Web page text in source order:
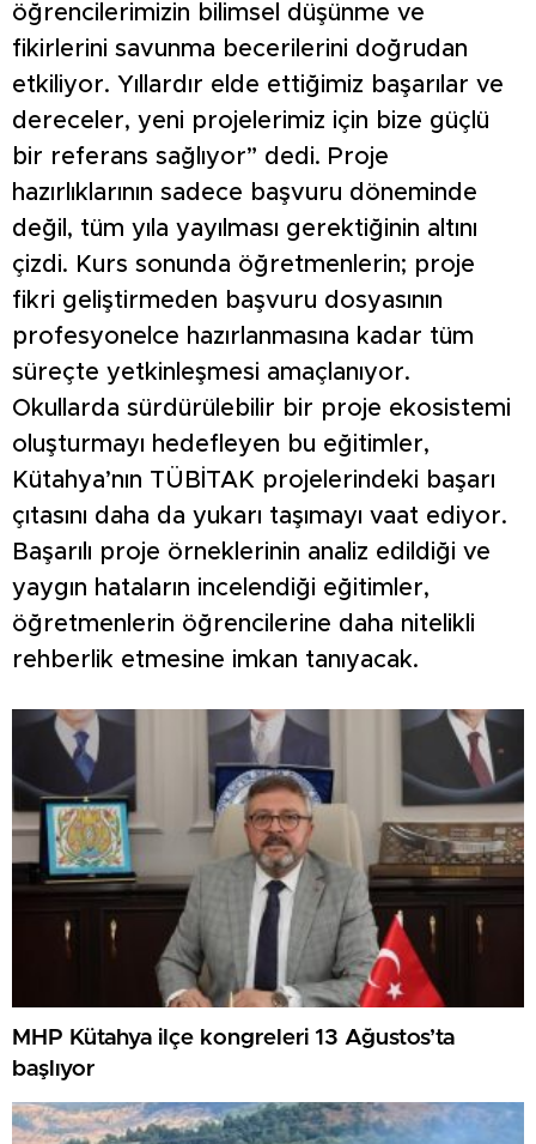
öğrencilerimizin bilimsel düşünme ve
fikirlerini savunma becerilerini doğrudan
etkiliyor. Yıllardır elde ettiğimiz başarılar ve
dereceler, yeni projelerimiz için bize güçlü
bir referans sağlıyor” dedi. Proje
hazırlıklarının sadece başvuru döneminde
değil, tüm yıla yayılması gerektiğinin altını
çizdi. Kurs sonunda öğretmenlerin; proje
fikri geliştirmeden başvuru dosyasının
profesyonelce hazırlanmasına kadar tüm
süreçte yetkinleşmesi amaçlanıyor.
Okullarda sürdürülebilir bir proje ekosistemi
oluşturmayı hedefleyen bu eğitimler,
Kütahya’nın TÜBİTAK projelerindeki başarı
çıtasını daha da yukarı taşımayı vaat ediyor.
Başarılı proje örneklerinin analiz edildiği ve
yaygın hataların incelendiği eğitimler,
öğretmenlerin öğrencilerine daha nitelikli
rehberlik etmesine imkan tanıyacak.
MHP Kütahya ilçe kongreleri 13 Ağustos’ta
başlıyor